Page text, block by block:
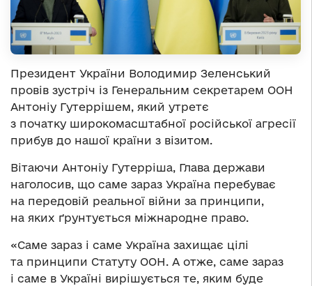
Президент України Володимир Зеленський
провів зустріч із Генеральним секретарем ООН
Антоніу Гутеррішем, який утретє
з початку широкомасштабної російської агресії
прибув до нашої країни з візитом.
Вітаючи Антоніу Гутерріша, Глава держави
наголосив, що саме зараз Україна перебуває
на передовій реальної війни за принципи,
на яких ґрунтується міжнародне право.
«Саме зараз і саме Україна захищає цілі
та принципи Статуту ООН. А отже, саме зараз
і саме в Україні вирішується те, яким буде